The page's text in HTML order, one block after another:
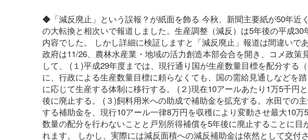
◆「減反廃止」という誤報？が紙面を飾る 今秋、新聞主要紙が50年近
の大転換と相次いで報道しました。生産調整（減反）は5年後の平成
内容でした。 しかし詳細に検証しますと「減反廃止」報道は間違いで
政府は11/26、農林水産業・地域の活力創造本部会合を開き、コメ政策
して、 (１)平成29年度までは、現行通り国が生産数量目標を配分する
に、行政による生産数量目標に頼らなくても、国の需給見通しなどを
に応じて生産する体制に移行する。 (２)現在10アールあたり1万5千円
後に廃止する。 (３)飼料用米への助成で補助金を拡充する。水田での
する補助金を、現行10アール一律8万円を収穫により変動させ最大10
数量の配分を行わないことと戸別所得補償を5年後に廃止することに
れます。 しかし、実際には減反面積への減反補助金は依然として交付